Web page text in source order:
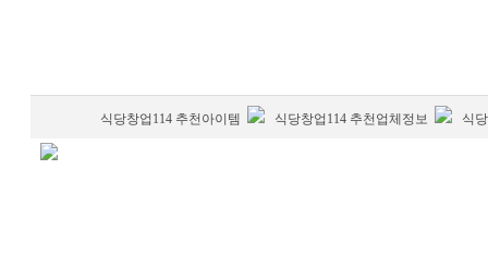
식당창업114 추천아이템 식당창업114 추천업체정보 식